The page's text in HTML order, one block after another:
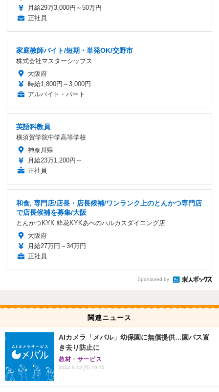
月給29万3,000円～50万円
正社員
家庭教師バイト/短期・単発OK/交野市
株式会社マスターシップス
大阪府
時給1,800円～3,000円
アルバイト・パート
英語科教員
横須賀学院中学高等学校
神奈川県
月給23万1,200円～
正社員
和食, 専門店/店長・店長候補/ワンランク上のとんかつ専門店
で店長候補を募集/大阪
とんかつKYK 粋花KYKあべのハルカスダイニング店
大阪府
月給27万円～34万円
正社員
Sponsored by
関連ニュース
AIカメラ「メバル」幼保園に無償提供…園バス置
き去り防止に
教材・サービス
2022.9.12(月) 16:15